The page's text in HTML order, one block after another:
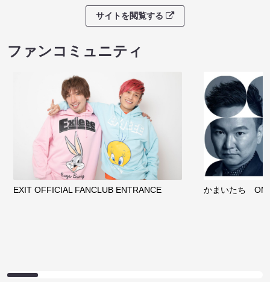
サイトを閲覧する
ファンコミュニティ
EXIT OFFICIAL FANCLUB ENTRANCE かまいたち